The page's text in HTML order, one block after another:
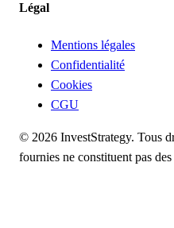
Légal
Mentions légales
Confidentialité
Cookies
CGU
© 2026 InvestStrategy. Tous
fournies ne constituent pas